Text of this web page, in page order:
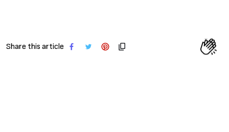
Share this article